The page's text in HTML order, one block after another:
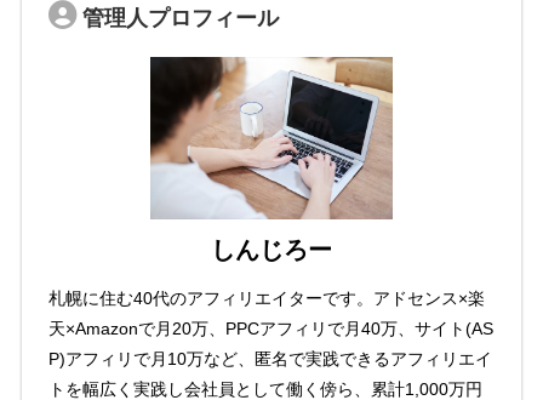
管理人プロフィール
しんじろー
札幌に住む40代のアフィリエイターです。アドセンス×楽
天×Amazonで月20万、PPCアフィリで月40万、サイト(AS
P)アフィリで月10万など、匿名で実践できるアフィリエイ
トを幅広く実践し会社員として働く傍ら、累計1,000万円